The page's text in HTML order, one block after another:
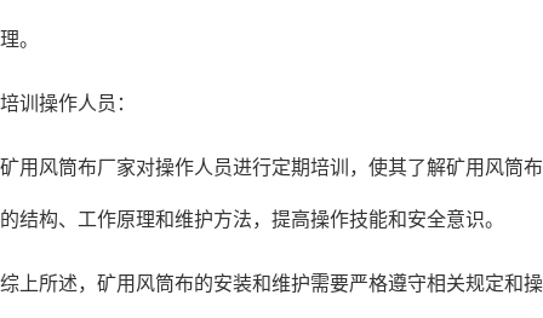
理。
培训操作人员：
矿用风筒布厂家对操作人员进行定期培训，使其了解矿用风筒布
的结构、工作原理和维护方法，提高操作技能和安全意识。
综上所述，矿用风筒布的安装和维护需要严格遵守相关规定和操